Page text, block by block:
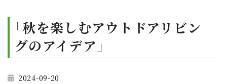
「秋を楽しむアウトドアリビン
グのアイデア」
2024-09-20